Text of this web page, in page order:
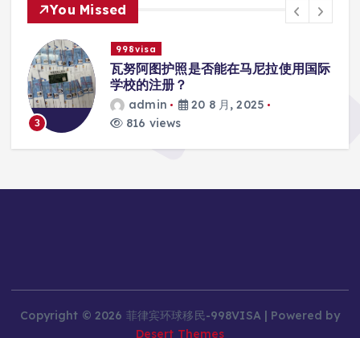
You Missed
3
998visa
瓦努阿图护照是否能在马尼拉使用国际
学校的注册？
admin
20 8 月, 2025
816 views
Copyright © 2026 菲律宾环球移民-998VISA | Powered by
Desert Themes